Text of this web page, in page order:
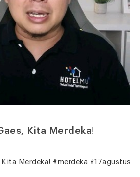
Kita Merdeka!
Merdeka! #merdeka #17agustus